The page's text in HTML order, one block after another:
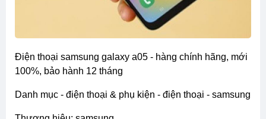
điện thoại samsung galaxy a05 - hàng chính hãng, mới
100%, bảo hành 12 tháng
danh mục - điện thoại & phụ kiện - điện thoại - samsung